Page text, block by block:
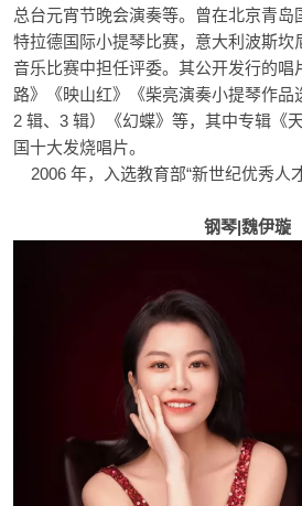
总台元宵节晚会演奏等。曾在北京青岛
特拉德国际小提琴比赛，意大利波斯坎
音乐比赛中担任评委。其公开发行的唱
路》《映山红》《柴亮演奏小提琴作品
2 辑、3 辑）《幻蝶》等，其中专辑《
国十大发烧唱片。
2006 年，入选教育部“新世纪优秀人才
钢琴|魏伊璇